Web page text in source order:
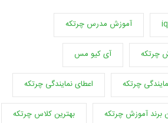
آموزش مدرس چرتکه
چرتکه آی کیو مس
چرتکه اعطای نمایندگی چرتکه
برند آموزش چرتکه بهترین کلاس چرتکه